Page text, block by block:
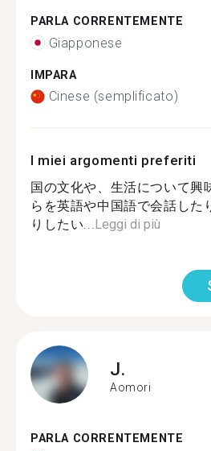
PARLA CORRENTEMENTE
Giapponese
IMPARA
Cinese (semplificato)
I miei argomenti preferiti
国の文化や、生活について興
らを英語や中国語で会話した
りしたい...Leggi di più
J.
Aomori
PARLA CORRENTEMENTE